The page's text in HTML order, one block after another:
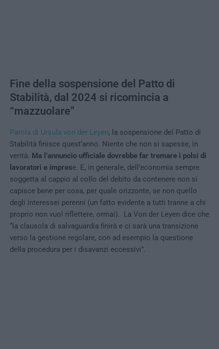
Fine della sospensione del Patto di
Stabilità, dal 2024 si ricomincia a
“mazzuolare”
Parola di Ursula von der Leyen, la sospensione del Patto di
Stabilità finisce quest’anno. Niente che non si sapesse, in
verità. Ma l’annuncio ufficiale dovrebbe far tremare i polsi di
lavoratori e imprese. E, in generale, dell’economia sempre
soggetta al cappio al collo del debito da contenere non si
capisce bene per cosa, per quale orizzonte, se non quello
degli interessei perenni (un fatto evidente a tutti tranne a chi
proprio non vuol riflettere, ormai). La Von der Leyen dice che
“la clausola di salvaguardia finirà e ci sarà una transizione
verso la gestione regolare, con ad esempio la questione
della procedura per i disavanzi eccessivi”.